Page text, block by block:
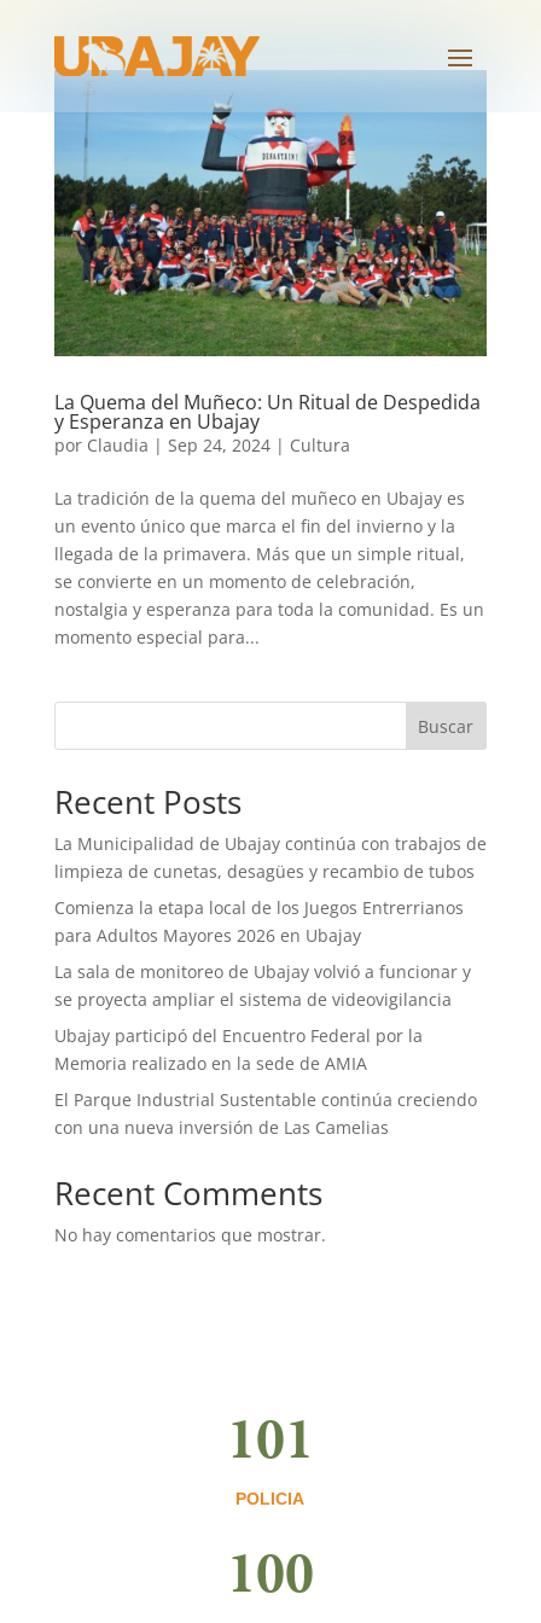
La Quema del Muñeco: Un Ritual de Despedida
y Esperanza en Ubajay
por Claudia | Sep 24, 2024| Cultura
La tradición de la quema del muñeco en Ubajay es
un evento único que marca el fin del invierno y la
llegada de la primavera. Más que un simple ritual,
se convierte en un momento de celebración,
nostalgia y esperanza para toda la comunidad. Es un
momento especial para...
Buscar
Recent Posts
La Municipalidad de Ubajay continúa con trabajos de
limpieza de cunetas, desagües y recambio de tubos
Comienza la etapa local de los Juegos Entrerrianos
para Adultos Mayores 2026 en Ubajay
La sala de monitoreo de Ubajay volvió a funcionar y
se proyecta ampliar el sistema de videovigilancia
Ubajay participó del Encuentro Federal por la
Memoria realizado en la sede de AMIA
El Parque Industrial Sustentable continúa creciendo
con una nueva inversión de Las Camelias
Recent Comments
No hay comentarios que mostrar.
101
POLICIA
100